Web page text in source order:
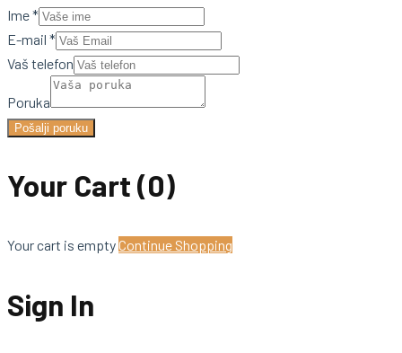
Ime*
E-mail *
Vaš telefon
Poruka
Pošalji poruku
Your Cart (0)
Your cart is emptyContinue Shopping
Sign In